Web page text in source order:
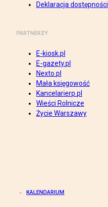
Deklaracja dostępności
PARTNERZY
E-kiosk.pl
E-gazety.pl
Nexto.pl
Mała księgowość
Kancelarierp.pl
Wieści Rolnicze
Życie Warszawy
KALENDARIUM